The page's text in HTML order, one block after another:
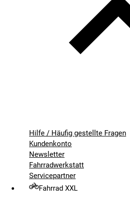
Hilfe / Häufig gestellte Fragen
Kundenkonto
Newsletter
Fahrradwerkstatt
Servicepartner
Fahrrad XXL